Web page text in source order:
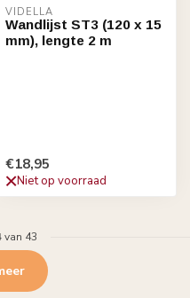
VIDELLA
Wandlijst ST3 (120 x 15
mm), lengte 2 m
€18,95
Niet op voorraad
van 43